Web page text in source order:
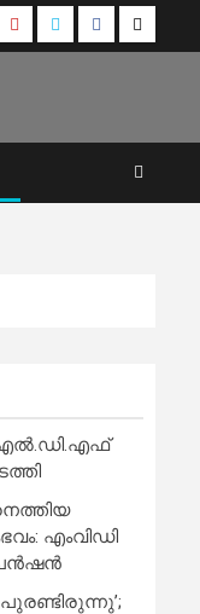
YoutubeInstagram
Facebook
Twitter
എൽ.ഡി.എഫ്
എംവിഡി